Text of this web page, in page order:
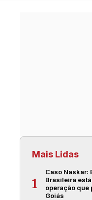
Mais Lidas
1
Caso Naskar:
Brasileira
operação que
Goiás